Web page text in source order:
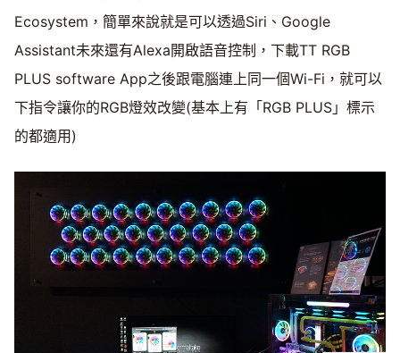
Ecosystem，簡單來說就是可以透過Siri、Google
Assistant未來還有Alexa開啟語音控制，下載TT RGB
PLUS software App之後跟電腦連上同一個Wi-Fi，就可以
下指令讓你的RGB燈效改變(基本上有「RGB PLUS」標示
的都適用)